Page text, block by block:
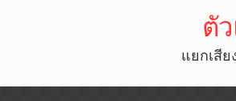
ตั
แยกเสีย